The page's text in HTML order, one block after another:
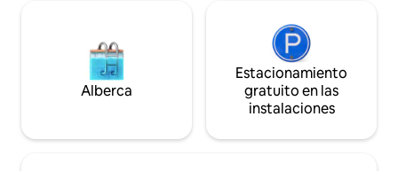
Alberca
Estacionamiento
gratuito en las
instalaciones